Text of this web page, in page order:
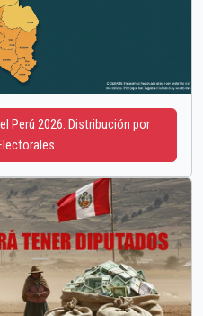
Perú 2026: Distribución por